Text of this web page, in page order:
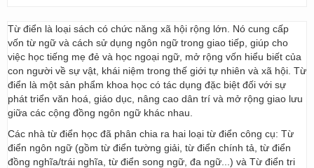
Từ điển là loại sách có chức năng xã hội rộng lớn. Nó cung cấp
vốn từ ngữ và cách sử dụng ngôn ngữ trong giao tiếp, giúp cho
việc học tiếng mẹ đẻ và học ngoại ngữ, mở rộng vốn hiểu biết của
con người về sự vật, khái niệm trong thế giới tự nhiên và xã hội. Từ
điển là một sản phẩm khoa học có tác dụng đặc biệt đối với sự
phát triển văn hoá, giáo dục, nâng cao dân trí và mở rộng giao lưu
giữa các cộng đồng ngôn ngữ khác nhau.
Các nhà từ điển học đã phân chia ra hai loại từ điển công cụ: Từ
điển ngôn ngữ (gồm từ điển tường giải, từ điển chính tả, từ điển
đồng nghĩa/trái nghĩa, từ điển song ngữ, đa ngữ...) và Từ điển tri